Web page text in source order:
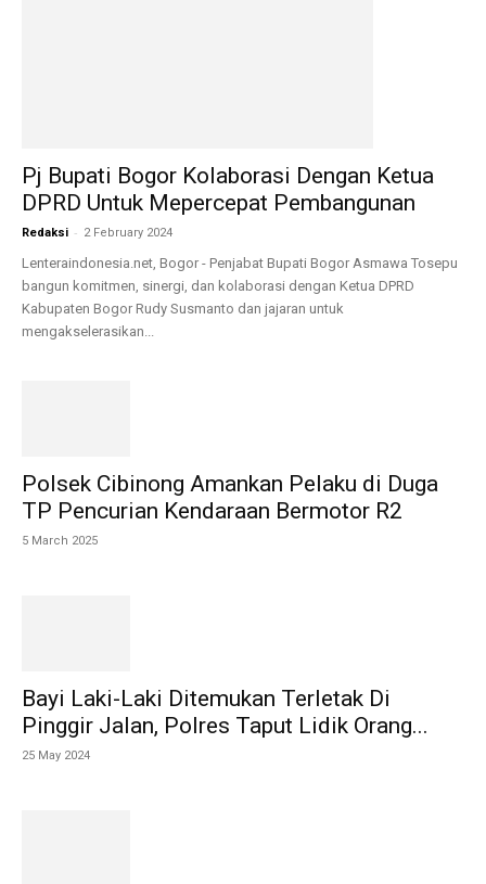
Pj Bupati Bogor Kolaborasi Dengan Ketua
DPRD Untuk Mepercepat Pembangunan
Redaksi - 2 February 2024
Lenteraindonesia.net, Bogor - Penjabat Bupati Bogor Asmawa Tosepu
bangun komitmen, sinergi, dan kolaborasi dengan Ketua DPRD
Kabupaten Bogor Rudy Susmanto dan jajaran untuk
mengakselerasikan...
Polsek Cibinong Amankan Pelaku di Duga
TP Pencurian Kendaraan Bermotor R2
5 March 2025
Bayi Laki-Laki Ditemukan Terletak Di
Pinggir Jalan, Polres Taput Lidik Orang...
25 May 2024